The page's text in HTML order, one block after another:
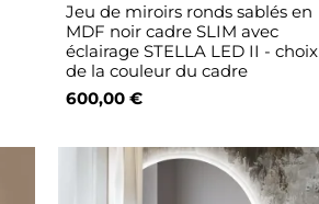
Jeu de miroirs ronds sablés en
MDF noir cadre SLIM avec
éclairage STELLA LED II - choix
de la couleur du cadre
600,00 €